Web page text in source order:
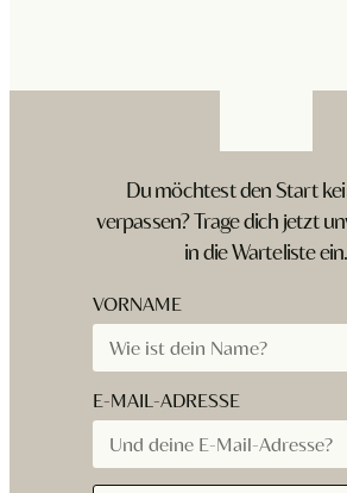
Du möchtest den Start
verpassen? Trage dich jetzt
in die Warteliste ein.
VORNAME
E-MAIL-ADRESSE